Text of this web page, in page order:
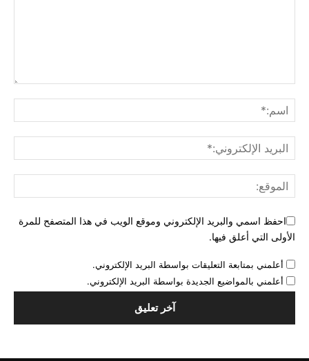
احفظ اسمي والبريد الإلكتروني وموقع الويب في هذا المتصفح للمرة
الأولى التي أعلق فيها.
أعلمني بمتابعة التعليقات بواسطة البريد الإلكتروني.
أعلمني بالمواضيع الجديدة بواسطة البريد الإلكتروني.